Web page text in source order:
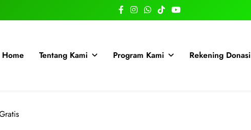
Home Tentang Kami Program Kami Rekening Donasi